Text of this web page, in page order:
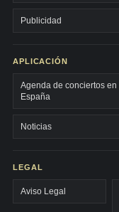
Publicidad
APLICACIÓN
Agenda de conciertos en
España
Noticias
LEGAL
Aviso Legal